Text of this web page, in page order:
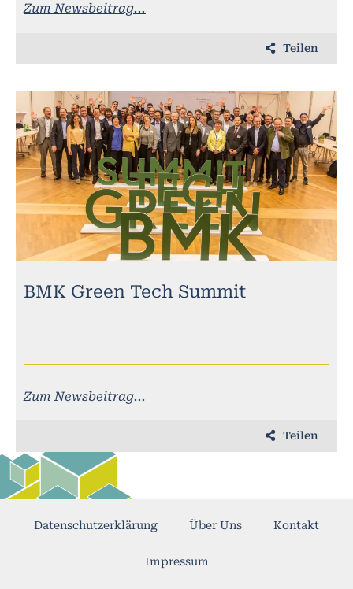
Zum Newsbeitrag...
Teilen
BMK Green Tech Summit
Zum Newsbeitrag...
Teilen
Datenschutzerklärung Über Uns Kontakt
Impressum